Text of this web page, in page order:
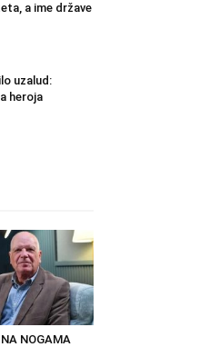
a ime države
uzalud:
heroja
NOGAMA